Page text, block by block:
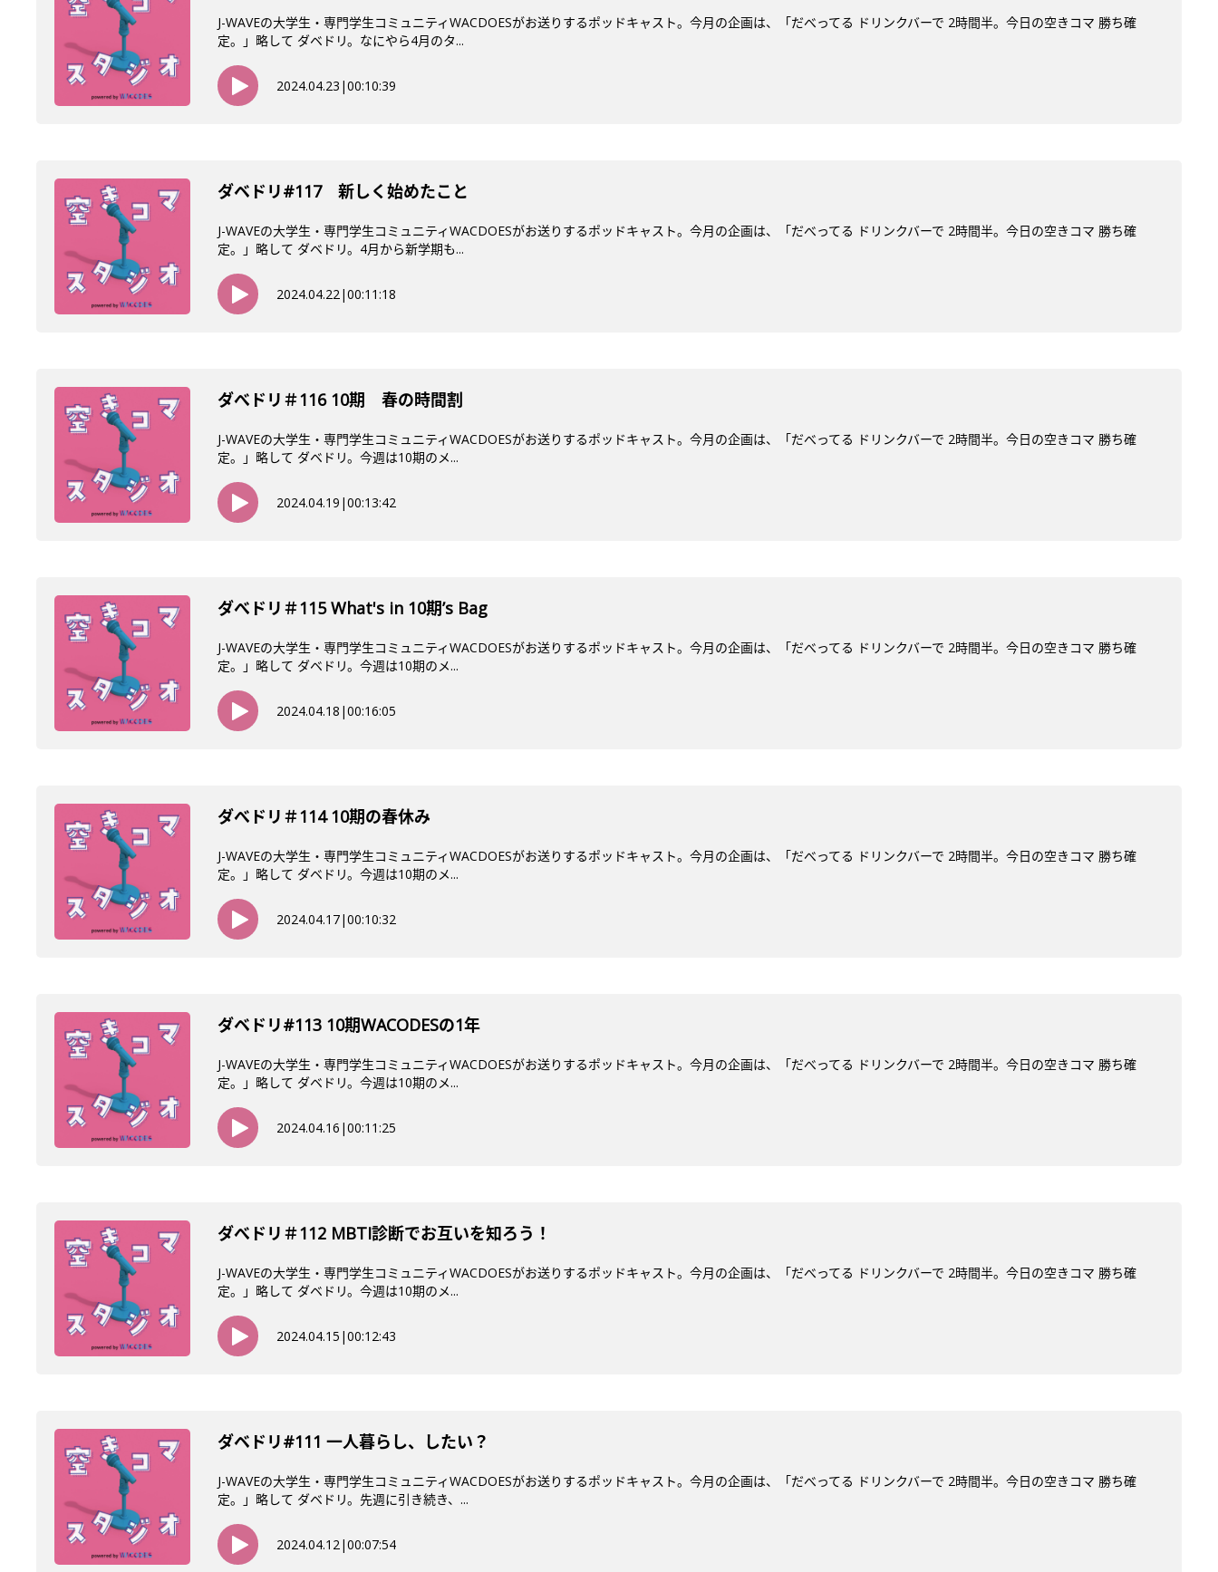
J-WAVEの大学生・専門学生コミュニティWACDOESがお送りするポッドキャスト。今月の企画は、「だべってる ドリンクバーで 2時間半。今日の空きコマ 勝ち確
定。」略して ダベドリ。なにやら4月のタ...
2024.04.23 |00:10:39
ダベドリ#117 新しく始めたこと
J-WAVEの大学生・専門学生コミュニティWACDOESがお送りするポッドキャスト。今月の企画は、「だべってる ドリンクバーで 2時間半。今日の空きコマ 勝ち確
定。」略して ダベドリ。4月から新学期も...
2024.04.22|00:11:18
ダべドリ＃116 10期 春の時間割
J-WAVEの大学生・専門学生コミュニティWACDOESがお送りするポッドキャスト。今月の企画は、「だべってる ドリンクバーで 2時間半。今日の空きコマ 勝ち確
定。」略して ダベドリ。今週は10期のメ...
2024.04.19 |00:13:42
ダべドリ＃115 What's in 10期’s Bag
J-WAVEの大学生・専門学生コミュニティWACDOESがお送りするポッドキャスト。今月の企画は、「だべってる ドリンクバーで 2時間半。今日の空きコマ 勝ち確
定。」略して ダベドリ。今週は10期のメ...
2024.04.18 |00:16:05
ダべドリ＃114 10期の春休み
J-WAVEの大学生・専門学生コミュニティWACDOESがお送りするポッドキャスト。今月の企画は、「だべってる ドリンクバーで 2時間半。今日の空きコマ 勝ち確
定。」略して ダベドリ。今週は10期のメ...
2024.04.17|00:10:32
ダベドリ#113 10期WACODESの1年
J-WAVEの大学生・専門学生コミュニティWACDOESがお送りするポッドキャスト。今月の企画は、「だべってる ドリンクバーで 2時間半。今日の空きコマ 勝ち確
定。」略して ダベドリ。今週は10期のメ...
2024.04.16 |00:11:25
ダべドリ＃112 MBTI診断でお互いを知ろう！
J-WAVEの大学生・専門学生コミュニティWACDOESがお送りするポッドキャスト。今月の企画は、「だべってる ドリンクバーで 2時間半。今日の空きコマ 勝ち確
定。」略して ダベドリ。今週は10期のメ...
2024.04.15 |00:12:43
ダベドリ#111 一人暮らし、したい？
J-WAVEの大学生・専門学生コミュニティWACDOESがお送りするポッドキャスト。今月の企画は、「だべってる ドリンクバーで 2時間半。今日の空きコマ 勝ち確
定。」略して ダベドリ。先週に引き続き、...
2024.04.12|00:07:54